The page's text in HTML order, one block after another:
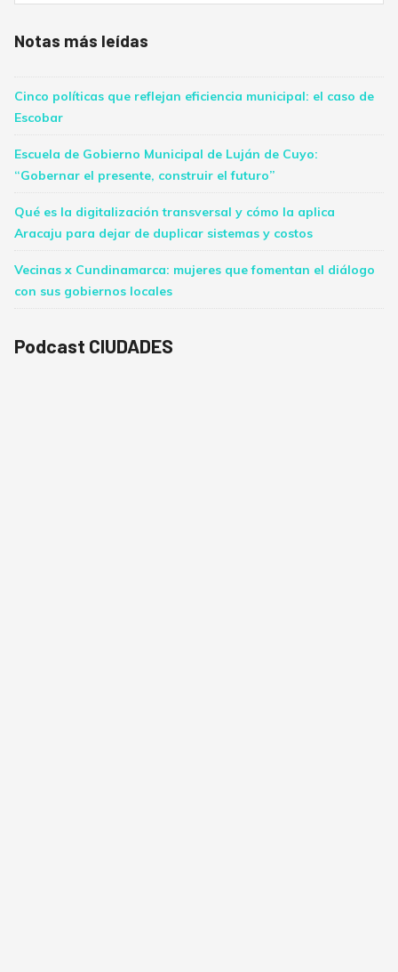
Notas más leídas
Cinco políticas que reflejan eficiencia municipal: el caso de
Escobar
Escuela de Gobierno Municipal de Luján de Cuyo:
“Gobernar el presente, construir el futuro”
Qué es la digitalización transversal y cómo la aplica
Aracaju para dejar de duplicar sistemas y costos
Vecinas x Cundinamarca: mujeres que fomentan el diálogo
con sus gobiernos locales
Podcast CIUDADES